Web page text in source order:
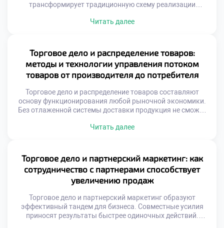
трансформирует традиционную схему реализации
партнеры. Бизнес расширяется за счет человеческих
Такая система снижает затраты на продвижение товаров.
Каждый участник становится амбассадором бренда.
Эффективность зависит от качества взаимоотношений.
[…]
Читать далее
Торговое дело и распределение товаров:
методы и технологии управления потоком
товаров от производителя до потребителя
Торговое дело и распределение товаров составляют
основу функционирования любой рыночной экономики.
Без отлаженной системы доставки продукция не сможет
Грамотная организация потоков обеспечивает
вспомогательной функции в стратегический инструмент
бизнеса. Скорость оборачиваемости запасов напрямую
влияет на финансовую устойчивость коммерческой […]
Читать далее
Торговое дело и партнерский маркетинг: как
сотрудничество с партнерами способствует
увеличению продаж
Торговое дело и партнерский маркетинг образуют
эффективный тандем для бизнеса. Совместные усилия
приносят результаты быстрее одиночных действий.